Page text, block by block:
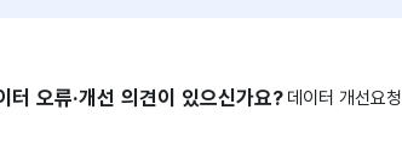
터 오류·개선 의견이 있으신가요? 데이터 개선요청